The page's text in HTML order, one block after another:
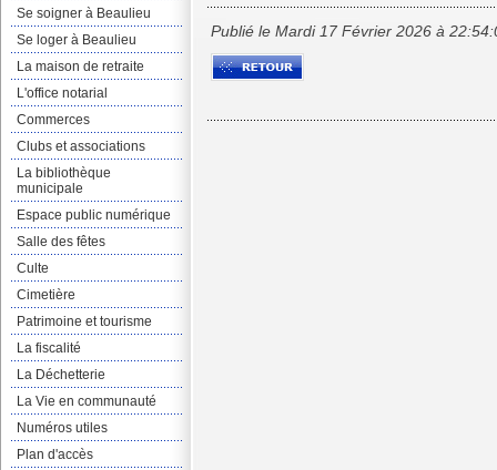
Se soigner à Beaulieu
Se loger à Beaulieu
La maison de retraite
L'office notarial
Commerces
Clubs et associations
La bibliothèque
municipale
Espace public numérique
Salle des fêtes
Culte
Cimetière
Patrimoine et tourisme
La fiscalité
La Déchetterie
La Vie en communauté
Numéros utiles
Plan d'accès
Publié le Mardi 17 Février 2026 à